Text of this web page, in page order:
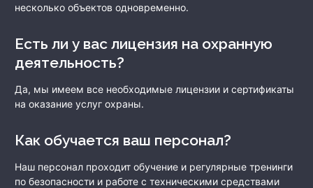
несколько объектов одновременно.
Есть ли у вас лицензия на охранную
деятельность?
Да, мы имеем все необходимые лицензии и сертификаты
на оказание услуг охраны.
Как обучается ваш персонал?
Наш персонал проходит обучение и регулярные тренинги
по безопасности и работе с техническими средствами